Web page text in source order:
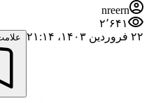
nreern
۲٬۶۴۱
۲۲ فروردین ۱۴۰۳،‏ ۲۱:۱۴